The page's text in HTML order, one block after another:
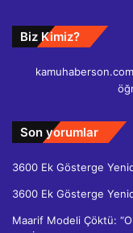
Biz Kimiz?
Son yorumlar
3600 Ek Gösterge
3600 Ek Gösterge
Maarif Modeli Çöktü: